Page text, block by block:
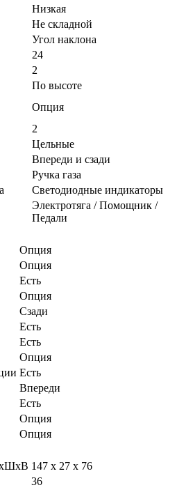
Низкая
Не складной
Угол наклона
24
2
По высоте
Опция
2
Цельные
Впереди и сзади
Ручка газа
Светодиодные индикаторы
Электротяга / Помощник /
Педали
Опция
Опция
Есть
Опция
Сзади
Есть
Есть
Опция
Есть
Впереди
Есть
Опция
Опция
147 х 27 х 76
36